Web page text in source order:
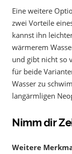
Eine weitere
zwei Vorteile
kannst ihn
wärmerem
und gibt nicht so
für beide
Wasser zu
langärmligen
Nimm dir
Weitere